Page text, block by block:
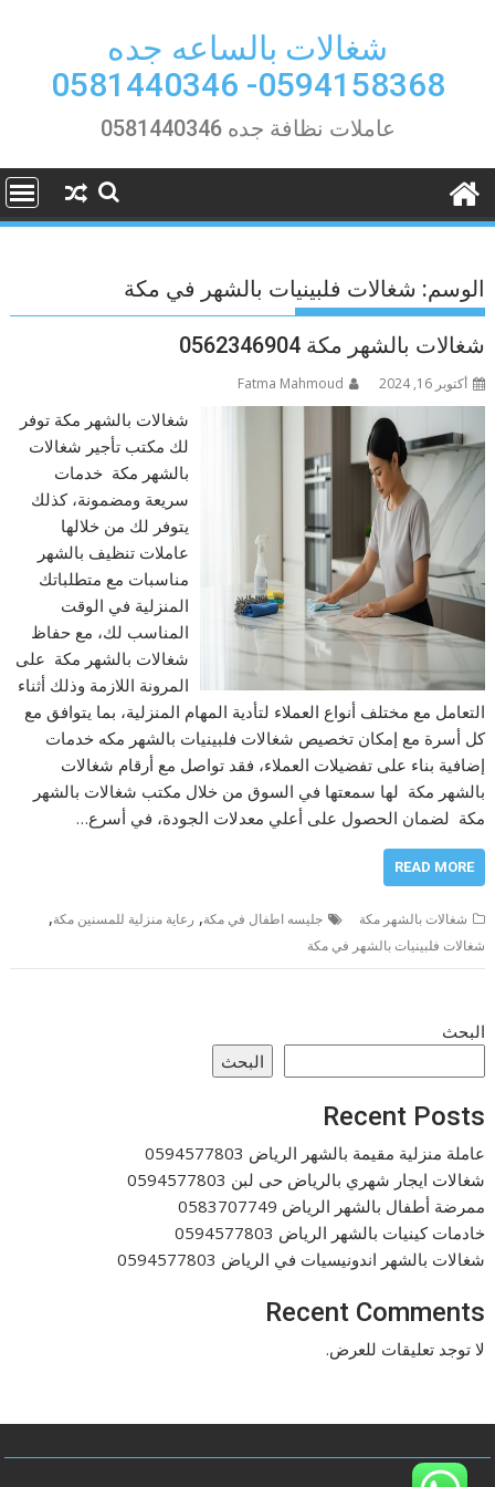
شغالات بالساعه جده
0594158368- 0581440346
عاملات نظافة جده 0581440346
الوسم: شغالات فلبينيات بالشهر في مكة
شغالات بالشهر مكة 0562346904
أكتوبر 16, 2024 Fatma Mahmoud
شغالات بالشهر مكة توفر
لك مكتب تأجير شغالات
بالشهر مكة خدمات
سريعة ومضمونة، كذلك
يتوفر لك من خلالها
عاملات تنظيف بالشهر
مناسبات مع متطلباتك
المنزلية في الوقت
المناسب لك، مع حفاظ
شغالات بالشهر مكة على
المرونة اللازمة وذلك أثناء
التعامل مع مختلف أنواع العملاء لتأدية المهام المنزلية، بما يتوافق مع
كل أسرة مع إمكان تخصيص شغالات فلبينيات بالشهر مكه خدمات
إضافية بناء على تفضيلات العملاء، فقد تواصل مع أرقام شغالات
بالشهر مكة لها سمعتها في السوق من خلال مكتب شغالات بالشهر
مكة لضمان الحصول على أعلي معدلات الجودة، في أسرع…
READ MORE
شغالات بالشهر مكة جليسه اطفال في مكة, رعاية منزلية للمسنين مكة,
شغالات فلبينيات بالشهر في مكة
البحث
البحث
Recent Posts
عاملة منزلية مقيمة بالشهر الرياض 0594577803
شغالات ايجار شهري بالرياض حى لبن 0594577803
ممرضة أطفال بالشهر الرياض 0583707749
خادمات كينيات بالشهر الرياض 0594577803
شغالات بالشهر اندونيسيات في الرياض 0594577803
Recent Comments
لا توجد تعليقات للعرض.